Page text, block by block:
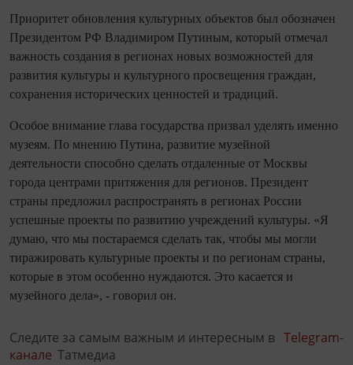
Приоритет обновления культурных объектов был обозначен
Президентом РФ Владимиром Путиным, который отмечал
важность создания в регионах новых возможностей для
развития культуры и культурного просвещения граждан,
сохранения исторических ценностей и традиций.
Особое внимание глава государства призвал уделять именно
музеям. По мнению Путина, развитие музейной
деятельности способно сделать отдаленные от Москвы
города центрами притяжения для регионов. Президент
страны предложил распространять в регионах России
успешные проекты по развитию учреждений культуры. «Я
думаю, что мы постараемся сделать так, чтобы мы могли
тиражировать культурные проекты и по регионам страны,
которые в этом особенно нуждаются. Это касается и
музейного дела», - говорил он.
Следите за самым важным и интересным в Telegram-
канале Татмедиа